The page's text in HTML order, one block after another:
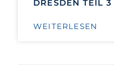
DRESDEN TEIL 3
WEITERLESEN